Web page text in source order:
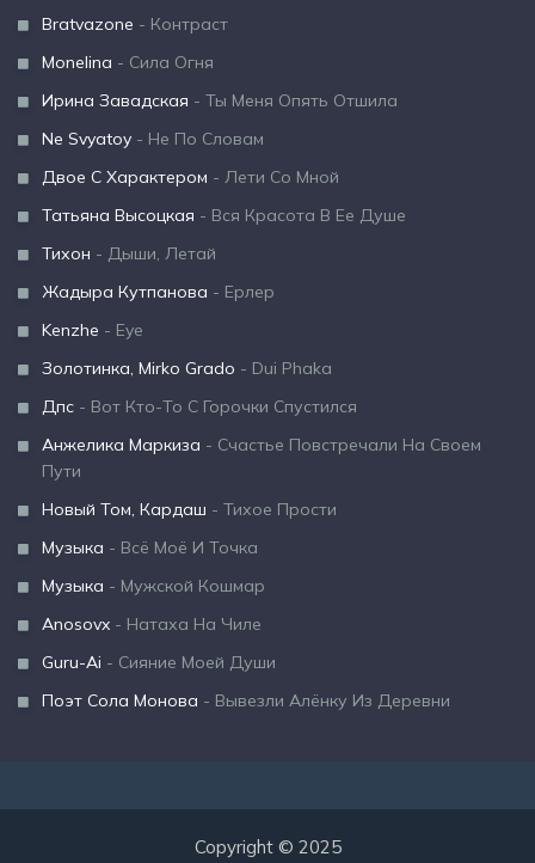
Bratvazone - Контраст
Monelina - Сила Огня
Ирина Завадская - Ты Меня Опять Отшила
Ne Svyatoy - Не По Словам
Двое С Характером - Лети Со Мной
Татьяна Высоцкая - Вся Красота В Ее Душе
Тихон - Дыши, Летай
Жадыра Кутпанова - Ерлер
Kenzhe - Eye
Золотинка, Mirko Grado - Dui Phaka
Дпс - Вот Кто-То С Горочки Спустился
Анжелика Маркиза - Счастье Повстречали На Своем
Пути
Новый Том, Кардаш - Тихое Прости
Музыка - Всё Моё И Точка
Музыка - Мужской Кошмар
Anosovx - Натаха На Чиле
Guru-Ai - Сияние Моей Души
Поэт Сола Монова - Вывезли Алёнку Из Деревни
Copyright © 2025